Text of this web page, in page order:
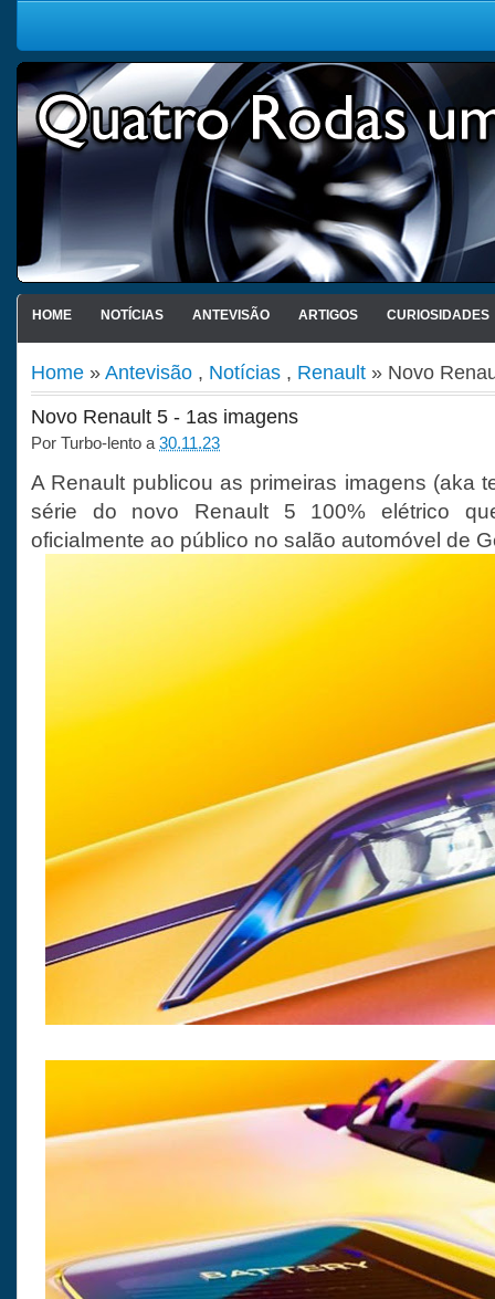
HOME NOTÍCIAS ANTEVISÃO ARTIGOS CURIOSIDADES
Home »Antevisão , Notícias , Renault » Novo
Novo Renault 5 - 1as imagens
Por Turbo-lento a 30.11.23
A Renault publicou as primeiras imagens (aka
série do novo Renault 5 100% elétrico
oficialmente ao público no salão automóvel de